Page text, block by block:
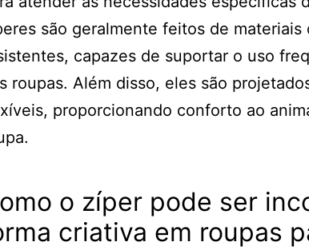
são geralmente feitos de materiais
capazes de suportar o uso
roupas. Além disso, eles são
proporcionando conforto ao
o zíper pode ser
criativa em roupas